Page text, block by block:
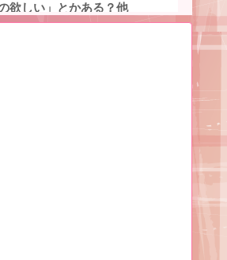
欲しい」とかある？他
にするな！」「確かに...
れるってこと？他